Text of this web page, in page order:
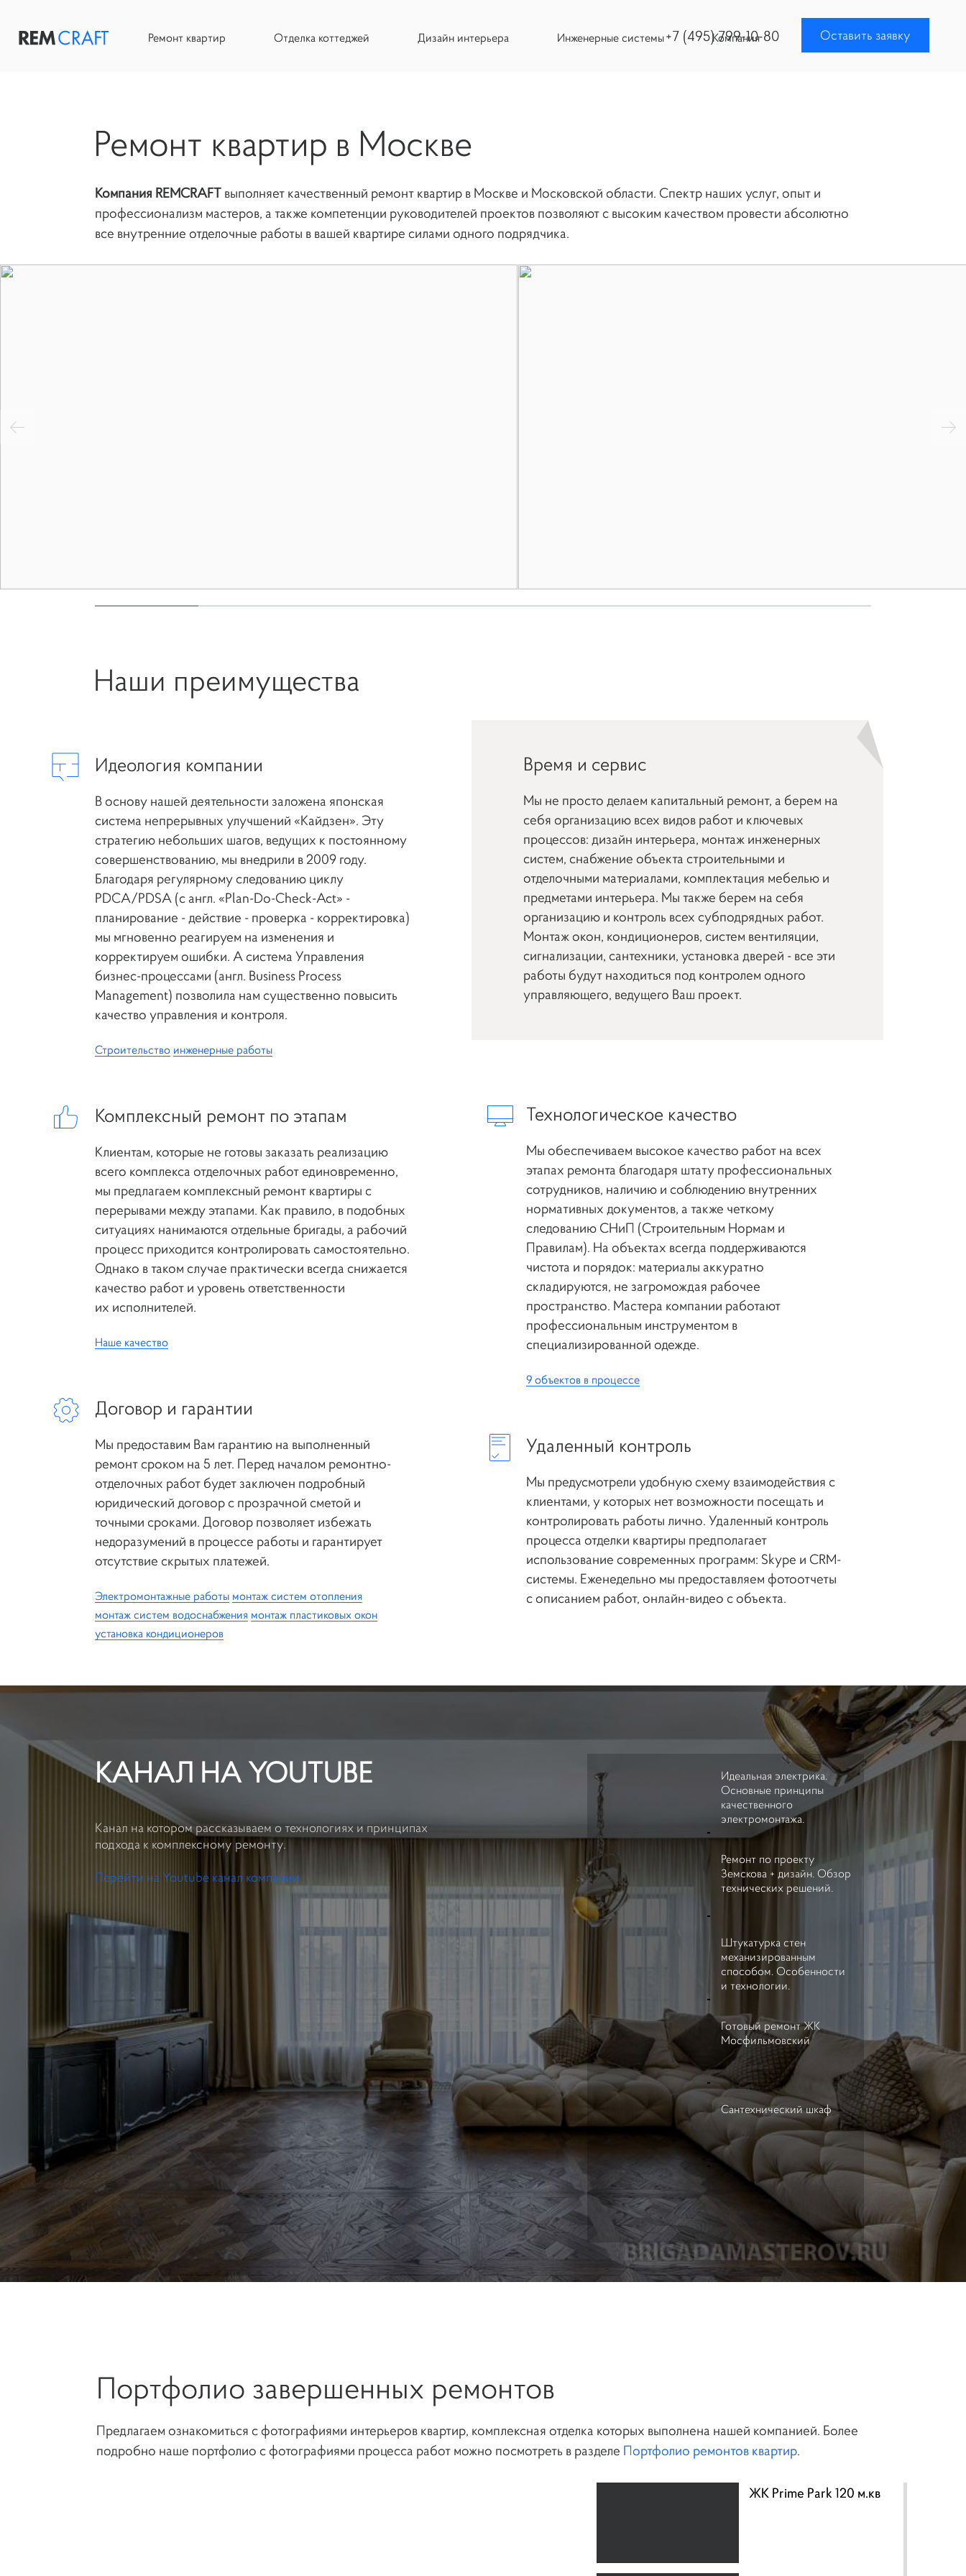
ВНИМАНИЕ ФОРМА ОБРАТНОЙ СВЯЗИ
ВРЕМЕННО НЕ РАБОТАЕТ!
ОТПРАВЛЯЙТЕ ВАШИ ЗАЯВКИ НА ПОЧТУ
ZAKAZ@REMCRAFT.RU
ИЛИ ЗВОНИТЕ ПО ТЕЛЕФОНУ +7 495 799-10-80
Ремонт квартир Отделка коттеджей Дизайн интерьера Инженерные системы Компания Оставить заявку
+7 (495) 799-10-80
Ремонт квартир в Москве
Компания REMCRAFT выполняет качественный ремонт квартир в Москве и Московской области. Спектр наших услуг, опыт и
профессионализм мастеров, а также компетенции руководителей проектов позволяют с высоким качеством провести абсолютно
все внутренние отделочные работы в вашей квартире силами одного подрядчика.
Наши преимущества
Идеология компании
В основу нашей деятельности заложена японская
система непрерывных улучшений «Кайдзен». Эту
стратегию небольших шагов, ведущих к постоянному
совершенствованию, мы внедрили в 2009 году.
Благодаря регулярному следованию циклу
PDCA/PDSA (с англ. «Plan-Do-Check-Act» -
планирование - действие - проверка - корректировка)
мы мгновенно реагируем на изменения и
корректируем ошибки. А система Управления
бизнес-процессами (англ. Business Process
Management) позволила нам существенно повысить
качество управления и контроля.
Строительство инженерные работы
Комплексный ремонт по этапам
Клиентам, которые не готовы заказать реализацию
всего комплекса отделочных работ единовременно,
мы предлагаем комплексный ремонт квартиры с
перерывами между этапами. Как правило, в подобных
ситуациях нанимаются отдельные бригады, а рабочий
процесс приходится контролировать самостоятельно.
Однако в таком случае практически всегда снижается
качество работ и уровень ответственности
их исполнителей.
Наше качество
Договор и гарантии
Мы предоставим Вам гарантию на выполненный
ремонт сроком на 5 лет. Перед началом ремонтно-
отделочных работ будет заключен подробный
юридический договор с прозрачной сметой и
точными сроками. Договор позволяет избежать
недоразумений в процессе работы и гарантирует
отсутствие скрытых платежей.
Электромонтажные работы монтаж систем отопления
монтаж систем водоснабжения монтаж пластиковых окон
установка кондиционеров
Время и сервис
Мы не просто делаем капитальный ремонт, а берем на
себя организацию всех видов работ и ключевых
процессов: дизайн интерьера, монтаж инженерных
систем, снабжение объекта строительными и
отделочными материалами, комплектация мебелью и
предметами интерьера. Мы также берем на себя
организацию и контроль всех субподрядных работ.
Монтаж окон, кондиционеров, систем вентиляции,
сигнализации, сантехники, установка дверей - все эти
работы будут находиться под контролем одного
управляющего, ведущего Ваш проект.
Технологическое качество
Мы обеспечиваем высокое качество работ на всех
этапах ремонта благодаря штату профессиональных
сотрудников, наличию и соблюдению внутренних
нормативных документов, а также четкому
следованию СНиП (Строительным Нормам и
Правилам). На объектах всегда поддерживаются
чистота и порядок: материалы аккуратно
складируются, не загромождая рабочее
пространство. Мастера компании работают
профессиональным инструментом в
специализированной одежде.
9 объектов в процессе
Удаленный контроль
Мы предусмотрели удобную схему взаимодействия с
клиентами, у которых нет возможности посещать и
контролировать работы лично. Удаленный контроль
процесса отделки квартиры предполагает
использование современных программ: Skype и CRM-
системы. Еженедельно мы предоставляем фотоотчеты
с описанием работ, онлайн-видео с объекта.
КАНАЛ НА YOUTUBE
Канал на котором рассказываем о технологиях и принципах
подхода к комплексному ремонту.
Перейти на Youtube канал компании
Идеальная электрика.
Основные принципы
качественного
электромонтажа.
Ремонт по проекту
Земскова + дизайн. Обзор
технических решений.
Штукатурка стен
механизированным
способом. Особенности
и технологии.
Готовый ремонт ЖК
Мосфильмовский
Сантехнический шкаф
Портфолио завершенных ремонтов
Предлагаем ознакомиться с фотографиями интерьеров квартир, комплексная отделка которых выполнена нашей компанией. Более
подробно наше портфолио с фотографиями процесса работ можно посмотреть в разделе Портфолио ремонтов квартир.
ЖК Prime Park 120 м.кв